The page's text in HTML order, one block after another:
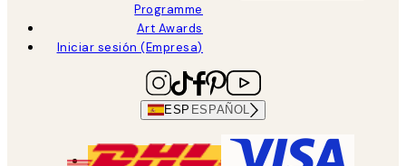
Programme
Art Awards
Iniciar sesión (Empresa)
ESP ESPAÑOL